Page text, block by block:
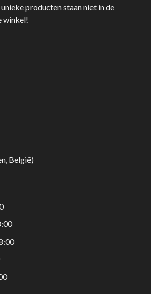
producten staan niet in de
winkel!
België)